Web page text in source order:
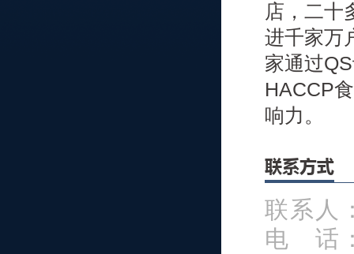
店，二十
进千家万
家通过
HACCP
响力。
联系方式
联系人
电 话